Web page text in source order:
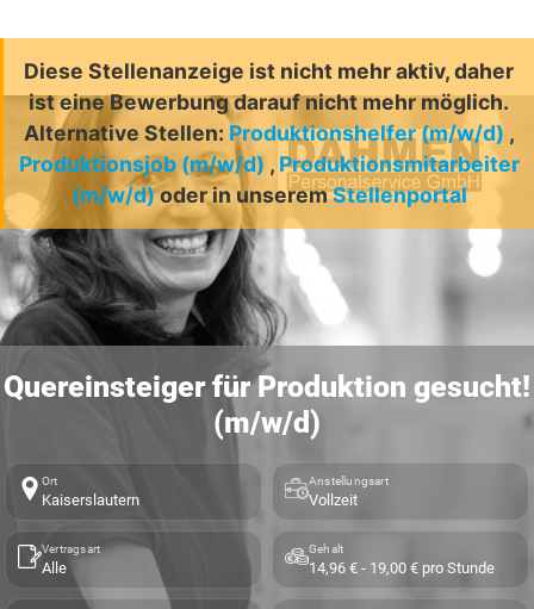
Diese Stellenanzeige ist nicht mehr aktiv, daher
ist eine Bewerbung darauf nicht mehr möglich.
Alternative Stellen: Produktionshelfer (m/w/d) ,
Produktionsjob (m/w/d) , Produktionsmitarbeiter
(m/w/d)oder in unseremStellenportal
Quereinsteiger für Produktion gesucht!
(m/w/d)
Ort
Kaiserslautern
Anstellungsart
Vollzeit
Vertragsart
Alle
Gehalt
14,96 € - 19,00 € pro Stunde